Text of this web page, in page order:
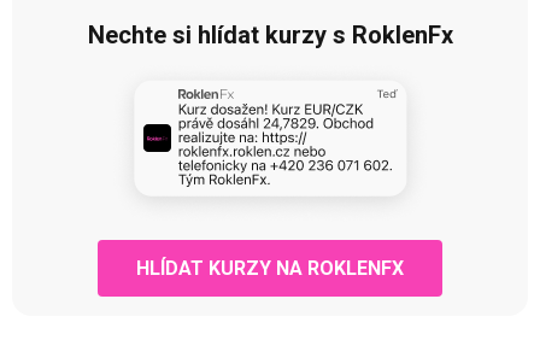
Nechte si hlídat kurzy s RoklenFx
HLÍDAT KURZY NA ROKLENFX